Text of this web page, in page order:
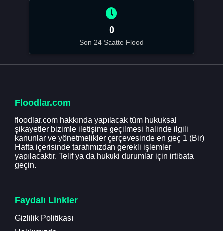
0
Son 24 Saatte Flood
Floodlar.com
floodlar.com hakkında yapılacak tüm hukuksal
şikayetler bizimle iletişime geçilmesi halinde ilgili
kanunlar ve yönetmelikler çerçevesinde en geç 1 (Bir)
Hafta içerisinde tarafımızdan gerekli işlemler
yapılacaktır. Telif ya da hukuki durumlar için irtibata
geçin.
Faydalı Linkler
Gizlilik Politikası